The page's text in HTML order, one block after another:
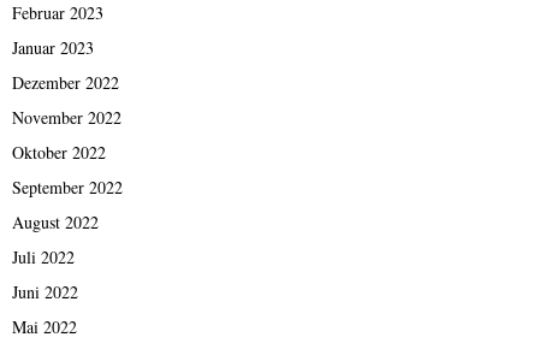
Februar 2023
Januar 2023
Dezember 2022
November 2022
Oktober 2022
September 2022
August 2022
Juli 2022
Juni 2022
Mai 2022